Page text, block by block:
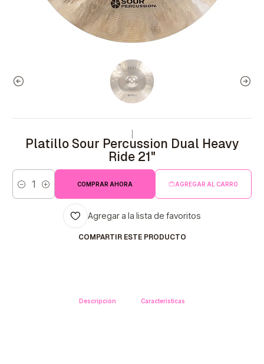
Platillo Sour Percussion Dual Heavy
Ride 21"
Cantidad
AGREGAR AL CARRO
COMPRAR AHORA
Agregar a la lista de favoritos
COMPARTIR ESTE PRODUCTO
Descripción Características